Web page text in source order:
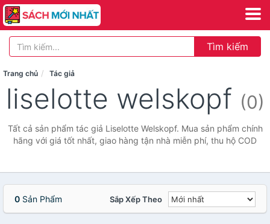
Tìm kiếm
Trang chủ Tác giả
liselotte welskopf (0)
Tất cả sản phẩm tác giả Liselotte Welskopf. Mua sản phẩm chính
hãng với giá tốt nhất, giao hàng tận nhà miễn phí, thu hộ COD
0 Sản Phẩm Sắp Xếp Theo